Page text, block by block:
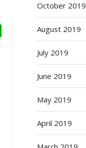
October 2019
August 2019
July 2019
June 2019
May 2019
April 2019